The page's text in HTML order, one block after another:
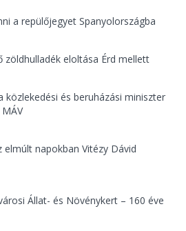
a repülőjegyet Spanyolországba
zöldhulladék eloltása Érd mellett
és beruházási miniszter
elmúlt napokban Vitézy Dávid
Állat- és Növénykert – 160 éve